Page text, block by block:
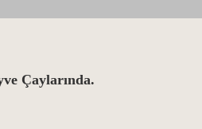
Çaylarında.